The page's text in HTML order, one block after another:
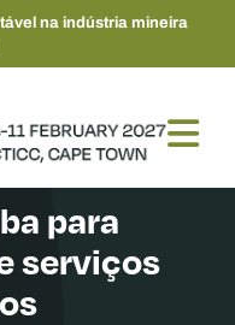
na indústria mineira
para
serviços